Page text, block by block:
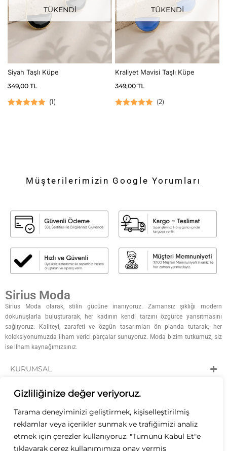
Gizliliğinize değer veriyoruz.
Tarama deneyiminizi geliştirmek, kişiselleştirilmiş
reklamlar veya içerikler sunmak ve trafiğimizi analiz
etmek için çerezler kullanıyoruz. "Tümünü Kabul Et"e
tıklayarak çerez kullanımımıza onay vermiş
TÜKENDİ
Siyah Taşlı Küpe
349,00 TL
(1)
TÜKENDİ
Kraliyet Mavisi Taşlı Küpe
349,00 TL
(2)
Müşterilerimizin Google Yorumları
Sirius Moda
Sirius Moda olarak, stilin gücüne inanıyoruz. Zamansız şıklığı modern
dokunuşlarla buluşturarak, her kadının kendi tarzını özgürce yansıtmasını
sağlıyoruz. Kaliteyi, zarafeti ve özgün tasarımları ön planda tutarak; her
koleksiyonumuzda ilham verici parçalar sunuyoruz. Moda bizim tutkumuz, siz
ise ilham kaynağımızsınız.
KURUMSAL
KATEGORİLER
ÖZEL GÜNLER
İLETİŞİM